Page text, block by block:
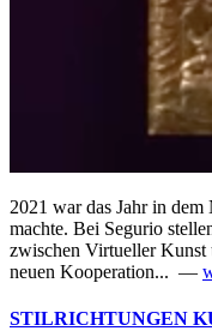
2021 war das Jahr in
machte. Bei Segurio
zwischen Virtueller Kunst
neuen Kooperation... —
STILRICHTUNGEN